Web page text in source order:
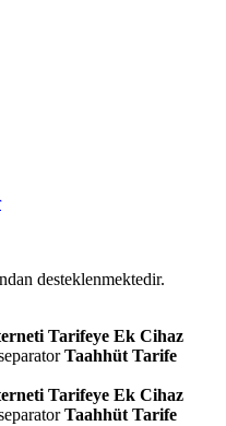
desteklenmektedir.
Tarifeye Ek Cihaz
Taahhüt Tarife
Tarifeye Ek Cihaz
Taahhüt Tarife